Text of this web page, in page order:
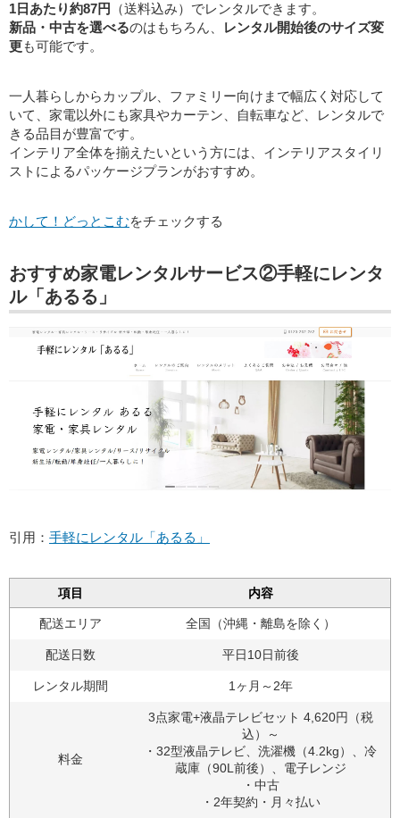
1日あたり約87円
（送料込み）でレンタルできます。
新品・中古を選べるのはもちろん、
レンタル開始後のサイズ変
更も可能です。
一人暮らしからカップル、ファミリー向けまで幅広く対応して
いて、家電以外にも家具やカーテン、自転車など、レンタルで
きる品目が豊富です。
インテリア全体を揃えたいという方には、インテリアスタイリ
ストによるパッケージプランがおすすめ。
かして！どっとこむをチェックする
おすすめ家電レンタルサービス②手軽にレンタ
ル「あるる」
引用： 手軽にレンタル「あるる」
項目 内容
配送エリア 全国（沖縄・離島を除く）
配送日数 平日10日前後
レンタル期間 1ヶ月～2年
料金
3点家電+液晶テレビセット 4,620円（税
込）～
・32型液晶テレビ、洗濯機（4.2kg）、冷
蔵庫（90L前後）、電子レンジ
・中古
・2年契約・月々払い